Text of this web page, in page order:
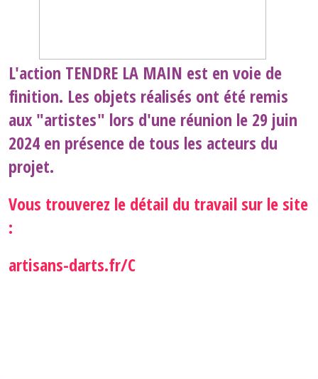
L'action TENDRE LA MAIN est en voie de
finition. Les objets réalisés ont été remis
aux "artistes" lors d'une réunion le 29 juin
2024 en présence de tous les acteurs du
projet.
Vous trouverez le détail du travail sur le site
:
artisans-darts.fr/C